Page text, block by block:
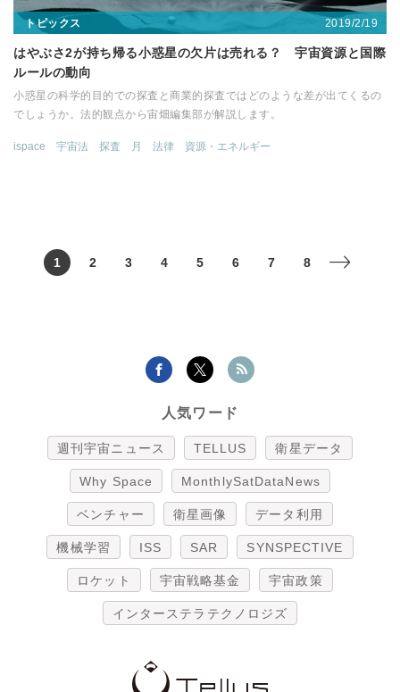
トピックス 2019/2/19
はやぶさ2が持ち帰る小惑星の欠片は売れる？ 宇宙資源と国際
ルールの動向
小惑星の科学的目的での探査と商業的探査ではどのような差が出てくるの
でしょうか。法的観点から宙畑編集部が解説します。
ispace 宇宙法 探査 月 法律 資源・エネルギー
1 2 3 4 5 6 7 8 >
人気ワード
週刊宇宙ニュース TELLUS 衛星データ
Why Space MonthlySatDataNews
ベンチャー 衛星画像 データ利用
機械学習 ISS SAR SYNSPECTIVE
ロケット 宇宙戦略基金 宇宙政策
インターステラテクノロジズ